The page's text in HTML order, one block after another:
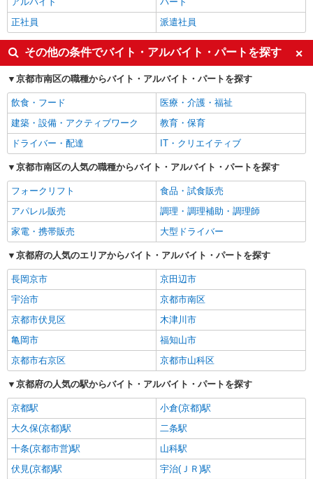
正社員
派遣社員
その他の条件でバイト・アルバイト・パートを探す
京都市南区の職種からバイト・アルバイト・パートを探す
飲食・フード
医療・介護・福祉
建築・設備・アクティブワーク
教育・保育
ドライバー・配達
IT・クリエイティブ
京都市南区の人気の職種からバイト・アルバイト・パートを探す
フォークリフト
食品・試食販売
アパレル販売
調理・調理補助・調理師
家電・携帯販売
大型ドライバー
京都府の人気のエリアからバイト・アルバイト・パートを探す
長岡京市
京田辺市
宇治市
京都市南区
京都市伏見区
木津川市
亀岡市
福知山市
京都市右京区
京都市山科区
京都府の人気の駅からバイト・アルバイト・パートを探す
京都駅
小倉(京都)駅
大久保(京都)駅
二条駅
十条(京都市営)駅
山科駅
伏見(京都)駅
宇治(ＪＲ)駅